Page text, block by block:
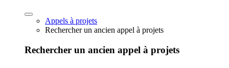
Appels à projets
Rechercher un ancien appel à projets
Rechercher un ancien appel à projets